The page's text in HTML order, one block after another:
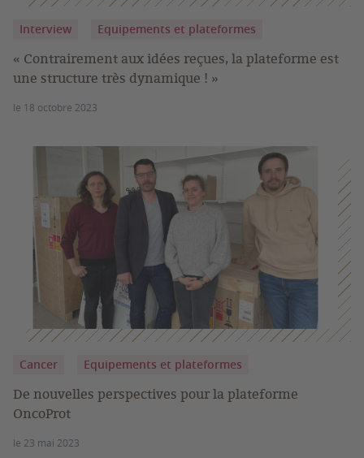
Interview Equipements et plateformes
« Contrairement aux idées reçues, la plateforme est
une structure très dynamique ! »
le 18 octobre 2023
Cancer Equipements et plateformes
De nouvelles perspectives pour la plateforme
OncoProt
le 23 mai 2023